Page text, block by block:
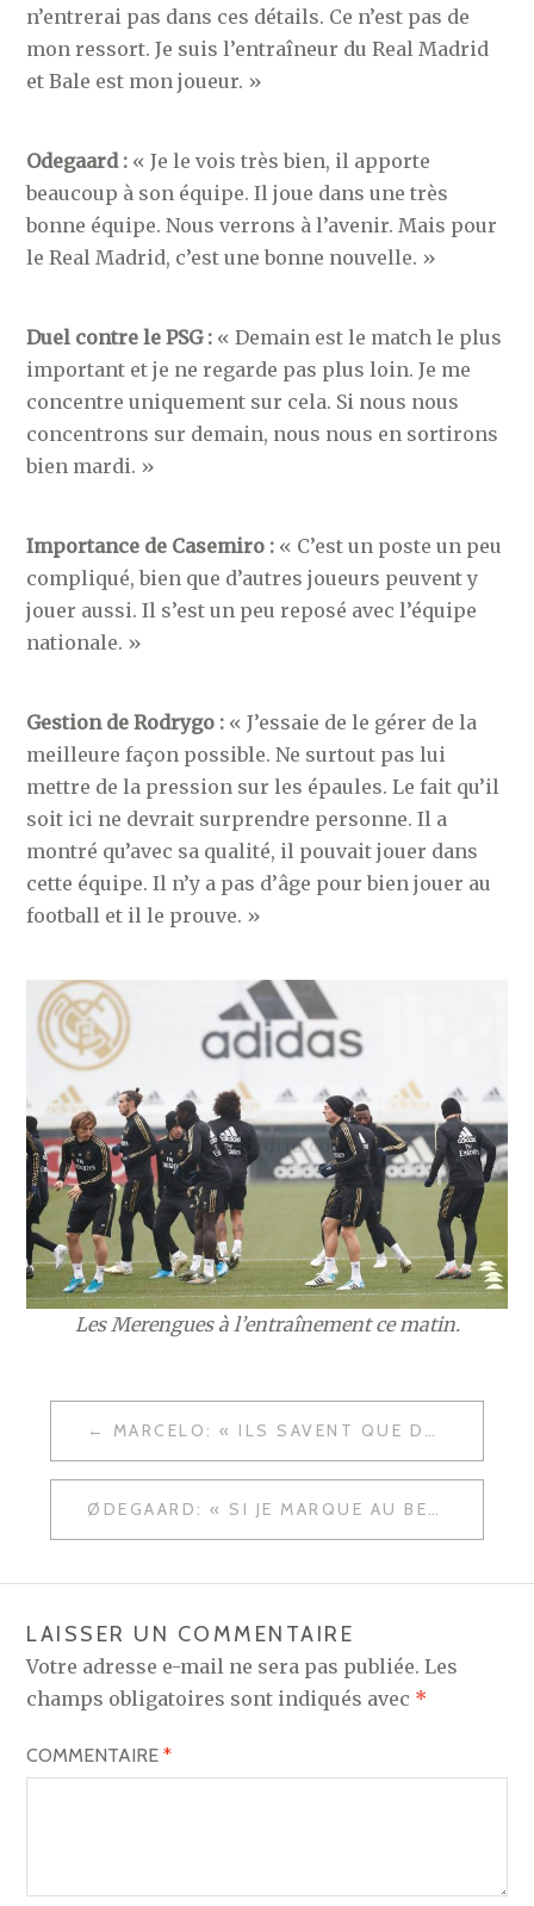
n’entrerai pas dans ces détails. Ce n’est pas de
mon ressort. Je suis l’entraîneur du Real Madrid
et Bale est mon joueur. »
Odegaard : « Je le vois très bien, il apporte
beaucoup à son équipe. Il joue dans une très
bonne équipe. Nous verrons à l’avenir. Mais pour
le Real Madrid, c’est une bonne nouvelle. »
Duel contre le PSG : « Demain est le match le plus
important et je ne regarde pas plus loin. Je me
concentre uniquement sur cela. Si nous nous
concentrons sur demain, nous nous en sortirons
bien mardi. »
Importance de Casemiro : « C’est un poste un peu
compliqué, bien que d’autres joueurs peuvent y
jouer aussi. Il s’est un peu reposé avec l’équipe
nationale. »
Gestion de Rodrygo : « J’essaie de le gérer de la
meilleure façon possible. Ne surtout pas lui
mettre de la pression sur les épaules. Le fait qu’il
soit ici ne devrait surprendre personne. Il a
montré qu’avec sa qualité, il pouvait jouer dans
cette équipe. Il n’y a pas d’âge pour bien jouer au
football et il le prouve. »
Les Merengues à l’entraînement ce matin.
NAVIGATION
DE
L’ARTICLE
MARCELO: « ILS SAVENT QUE DANS CHAQUE MATCH, ILS DOIVENT PROUVER »
ØDEGAARD: « SI JE MARQUE AU BERNABÉU, JE NE FERAI PAS LA FÊTE »
LAISSER UN COMMENTAIRE
Votre adresse e-mail ne sera pas publiée. Les
champs obligatoires sont indiqués avec *
COMMENTAIRE*